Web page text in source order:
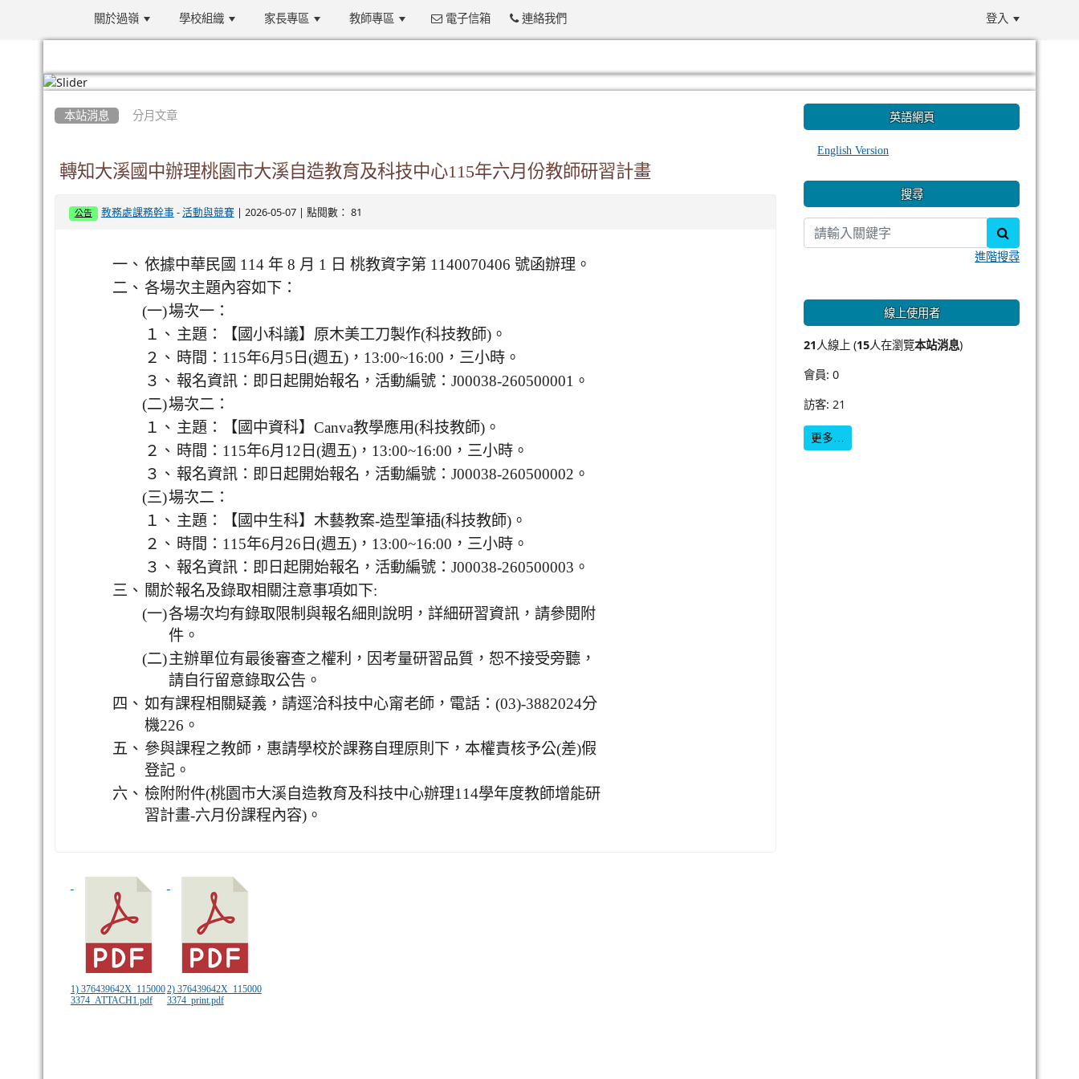
關於過嶺 學校組織 家長專區 教師專區 電子信箱 連絡我們 登入
本站消息 分月文章
轉知大溪國中辦理桃園市大溪自造教育及科技中心115年六月份教師研習計畫
公告 教務處課務幹事- 活動與競賽| 2026-05-07 | 點閱數： 81
一、 依據中華民國 114 年 8 月 1 日 桃教資字第 1140070406 號函辦理。
二、 各場次主題內容如下：
(一)場次一：
１、 主題：【國小科議】原木美工刀製作(科技教師)。
２、 時間：115年6月5日(週五)，13:00~16:00，三小時。
３、 報名資訊：即日起開始報名，活動編號：J00038-260500001。
(二)場次二：
１、 主題：【國中資科】Canva教學應用(科技教師)。
２、 時間：115年6月12日(週五)，13:00~16:00，三小時。
３、 報名資訊：即日起開始報名，活動編號：J00038-260500002。
(三)場次二：
１、 主題：【國中生科】木藝教案-造型筆插(科技教師)。
２、 時間：115年6月26日(週五)，13:00~16:00，三小時。
３、 報名資訊：即日起開始報名，活動編號：J00038-260500003。
三、 關於報名及錄取相關注意事項如下:
(一)各場次均有錄取限制與報名細則說明，詳細研習資訊，請參閱附
件。
(二) 主辦單位有最後審查之權利，因考量研習品質，恕不接受旁聽，
請自行留意錄取公告。
四、 如有課程相關疑義，請逕洽科技中心甯老師，電話：(03)-3882024分
機226。
五、 參與課程之教師，惠請學校於課務自理原則下，本權責核予公(差)假
登記。
六、 檢附附件(桃園市大溪自造教育及科技中心辦理114學年度教師增能研
習計畫-六月份課程內容)。
1) 376439642X_115000
3374_ATTACH1.pdf
2) 376439642X_115000
3374_print.pdf
英語網頁
English Version
搜尋
進階搜尋
線上使用者
21人線上 (15人在瀏覽本站消息)
會員: 0
訪客: 21
更多…